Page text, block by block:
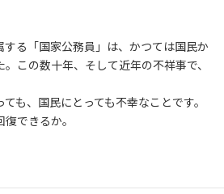
る「国家公務員」は、かつては国民か
この数十年、そして近年の不祥事で、
も、国民にとっても不幸なことです。
できるか。